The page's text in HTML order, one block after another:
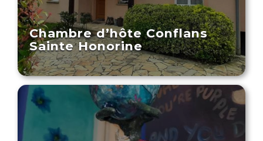
Chambre d’hôte Conflans
Sainte Honorine